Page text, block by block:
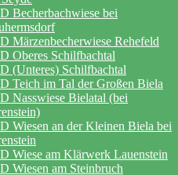
Becherbachwiese bei
Märzenbecherwiese Rehefeld
Oberes Schilfbachtal
(Unteres) Schilfbachtal
Teich im Tal der Großen Biela
Nasswiese Bielatal (bei
Wiesen an der Kleinen Biela bei
Wiese am Klärwerk Lauenstein
Wiesen am Steinbruch